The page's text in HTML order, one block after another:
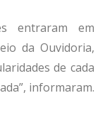
entraram em
da Ouvidoria,
de cada
informaram.